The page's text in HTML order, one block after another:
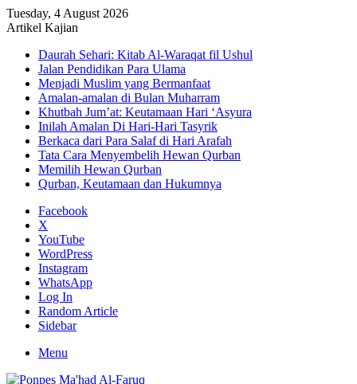
Tuesday, 4 August 2026
Artikel Kajian
Daurah Sehari: Kitab Al-Waraqat fil Ushul
Jalan Pendidikan Para Ulama
Menjadi Muslim yang Bermanfaat
Amalan-amalan di Bulan Muharram
Khutbah Jum’at: Keutamaan Hari ‘Asyura
Inilah Amalan Di Hari-Hari Tasyrik
Berkaca dari Para Salaf di Hari Arafah
Tata Cara Menyembelih Hewan Qurban
Memilih Hewan Qurban
Qurban, Keutamaan dan Hukumnya
Facebook
X
YouTube
WordPress
Instagram
WhatsApp
Log In
Random Article
Sidebar
Menu